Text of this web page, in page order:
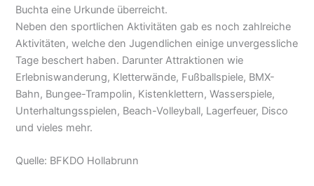
Buchta eine Urkunde überreicht.
Neben den sportlichen Aktivitäten gab es noch zahlreiche
Aktivitäten, welche den Jugendlichen einige unvergessliche
Tage beschert haben. Darunter Attraktionen wie
Erlebniswanderung, Kletterwände, Fußballspiele, BMX-
Bahn, Bungee-Trampolin, Kistenklettern, Wasserspiele,
Unterhaltungsspielen, Beach-Volleyball, Lagerfeuer, Disco
und vieles mehr.
Quelle: BFKDO Hollabrunn